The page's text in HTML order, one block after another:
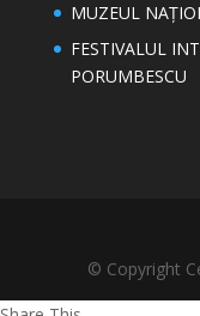
MUZEUL
FESTIVALUL
PORUMBESCU
© Copyright